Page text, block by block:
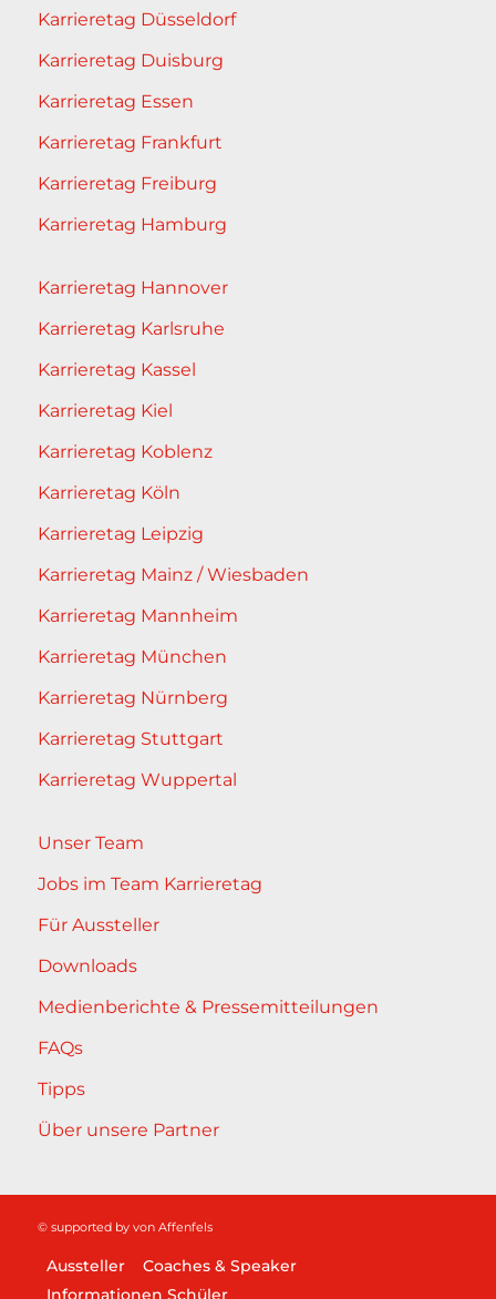
Karrieretag Düsseldorf
Karrieretag Duisburg
Karrieretag Essen
Karrieretag Frankfurt
Karrieretag Freiburg
Karrieretag Hamburg
Karrieretag Hannover
Karrieretag Karlsruhe
Karrieretag Kassel
Karrieretag Kiel
Karrieretag Koblenz
Karrieretag Köln
Karrieretag Leipzig
Karrieretag Mainz / Wiesbaden
Karrieretag Mannheim
Karrieretag München
Karrieretag Nürnberg
Karrieretag Stuttgart
Karrieretag Wuppertal
Unser Team
Jobs im Team Karrieretag
Für Aussteller
Downloads
Medienberichte & Pressemitteilungen
FAQs
Tipps
Über unsere Partner
© supported by von Affenfels
Aussteller
Coaches & Speaker
Informationen Schüler